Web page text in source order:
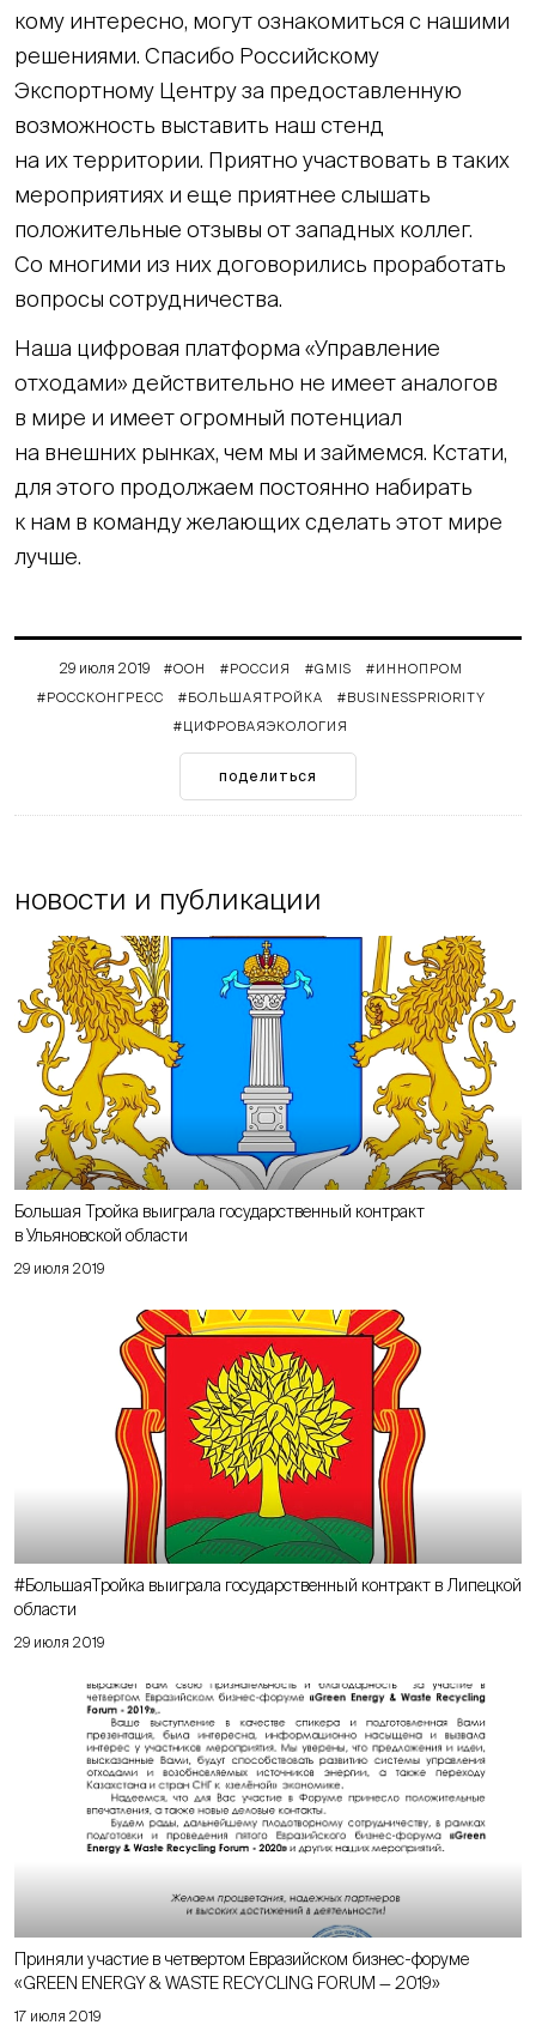
кому интересно, могут ознакомиться с нашими
решениями. Спасибо Российскому
Экспортному Центру за предоставленную
возможность выставить наш стенд
на их территории. Приятно участвовать в таких
мероприятиях и еще приятнее слышать
положительные отзывы от западных коллег.
Со многими из них договорились проработать
вопросы сотрудничества.
Наша цифровая платформа «Управление
отходами» действительно не имеет аналогов
в мире и имеет огромный потенциал
на внешних рынках, чем мы и займемся. Кстати,
для этого продолжаем постоянно набирать
к нам в команду желающих сделать этот мире
лучше.
29 июля 2019 #ООН #РОССИЯ #GMIS
#ИННОПРОМ
#РОССКОНГРЕСС
#БОЛЬШАЯТРОЙКА
#BUSINESSPRIORITY
#ЦИФРОВАЯЭКОЛОГИЯ
поделиться
новости и публикации
29 июля 2019
Большая Тройка выиграла государственный контракт
в Ульяновской области
29 июля 2019
#БольшаяТройка выиграла государственный контракт в Липецкой
области
17 июля 2019
Приняли участие в четвертом Евразийском бизнес-форуме
«GREEN ENERGY & WASTE RECYCLING FORUM — 2019»